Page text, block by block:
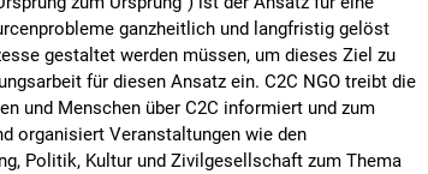
ganzheitlich und langfristig gelöst
gestaltet werden müssen, um dieses Ziel zu
für diesen Ansatz ein. C2C NGO treibt die
und Menschen über C2C informiert und zum
organisiert Veranstaltungen wie den
Politik, Kultur und Zivilgesellschaft zum Thema